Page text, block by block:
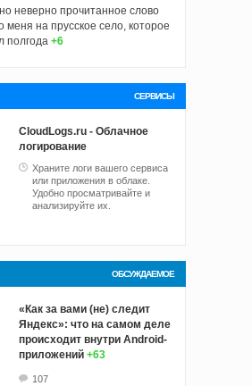
неверно прочитанное слово
меня на прусское село, которое
полгода +6
СЕРВИСЫ
CloudLogs.ru - Облачное
логирование
Храните логи вашего сервиса
или приложения в облаке.
Удобно просматривайте и
анализируйте их.
ОБСУЖДАЕМОЕ
«Как за вами (не) следит
Яндекс»: что на самом деле
происходит внутри Android-
приложений +63
107